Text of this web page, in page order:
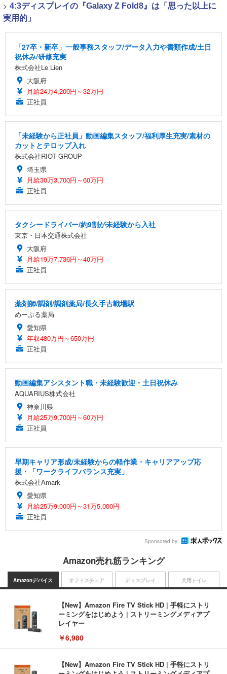
> 4:3ディスプレイの『Galaxy Z Fold8』は「思った以上に
実用的」
「27卒・新卒」一般事務スタッフ/データ入力や書類作成/土日
祝休み/研修充実
株式会社Le Lien
大阪府
月給24万4,200円～32万円
正社員
「未経験から正社員」動画編集スタッフ/福利厚生充実/素材の
カットとテロップ入れ
株式会社RIOT GROUP
埼玉県
月給30万3,700円～60万円
正社員
タクシードライバー/約9割が未経験から入社
東京・日本交通株式会社
大阪府
月給19万7,736円～40万円
正社員
薬剤師/調剤/調剤薬局/長久手古戦場駅
めーぷる薬局
愛知県
年収480万円～650万円
正社員
動画編集アシスタント職・未経験歓迎・土日祝休み
AQUARIUS株式会社
神奈川県
月給25万9,700円～60万円
正社員
早期キャリア形成/未経験からの軽作業・キャリアアップ応
援・「ワークライフバランス充実」
株式会社Amark
愛知県
月給25万9,000円～31万5,000円
正社員
Sponsored by
Amazon売れ筋ランキング
Amazonデバイス
【New】Amazon Fire TV Stick HD | 手軽にストリ
ーミングをはじめよう | ストリーミングメディアプ
レイヤー
￥6,980
【New】Amazon Fire TV Stick HD | 手軽にストリ
オフィスチェア ディスプレイ 犬用トイレ